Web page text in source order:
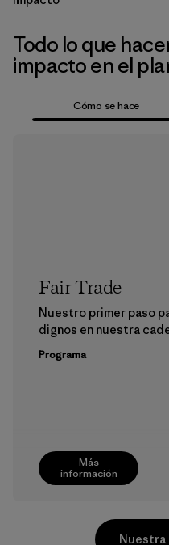
Todo lo que
impacto en el
Cómo se hace
Más
información
Fair Trade
Nuestro primer paso
dignos en nuestra
Programa